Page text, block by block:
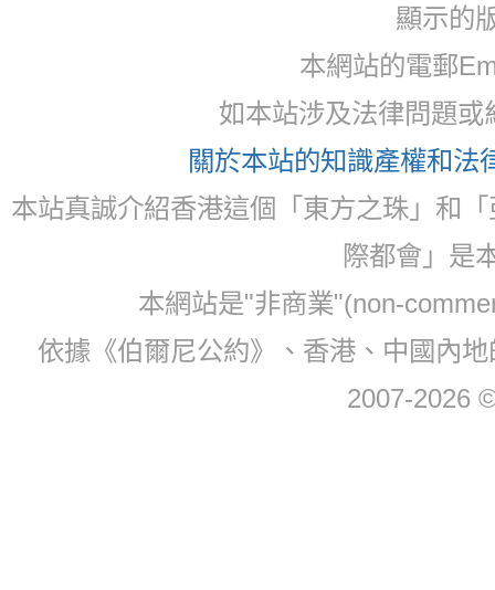
顯示的
本網站的電郵
如本站涉及法律問題
關於本站的知識產權和法
本站真誠介紹香港這個「東方之珠」和
際都會」是
本網站是"非商業"(non-
依據《伯爾尼公約》、香港、中國內
2007-2026